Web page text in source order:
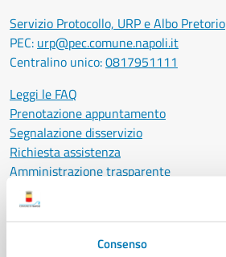
Consenso
Servizio Protocollo, URP e Albo Pretorio
PEC: urp@pec.comune.napoli.it
Centralino unico:0817951111
Leggi le FAQ
Prenotazione appuntamento
Segnalazione disservizio
Richiesta assistenza
Amministrazione trasparente
Informativa privacy
Cookie Policy